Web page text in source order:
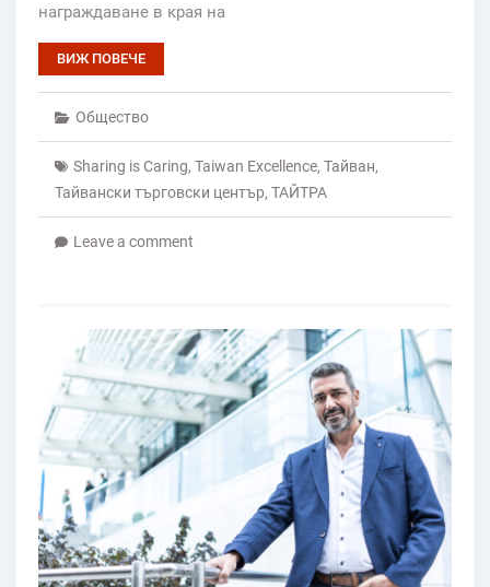
награждаване в края на
ВИЖ ПОВЕЧЕ
Общество
Sharing is Caring, Taiwan Excellence, Тайван,
Тайвански търговски център, ТАЙТРА
Leave a comment